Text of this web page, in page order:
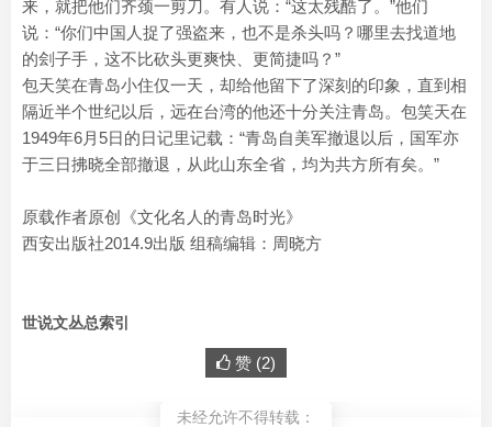
来，就把他们齐颈一剪刀。有人说：“这太残酷了。”他们
说：“你们中国人捉了强盗来，也不是杀头吗？哪里去找道地
的刽子手，这不比砍头更爽快、更简捷吗？”
包天笑在青岛小住仅一天，却给他留下了深刻的印象，直到相
隔近半个世纪以后，远在台湾的他还十分关注青岛。包笑天在
1949年6月5日的日记里记载：“青岛自美军撤退以后，国军亦
于三日拂晓全部撤退，从此山东全省，均为共方所有矣。”
原载作者原创《文化名人的青岛时光》
西安出版社2014.9出版 组稿编辑：周晓方
世说文丛总索引
赞 (2)
未经允许不得转载：